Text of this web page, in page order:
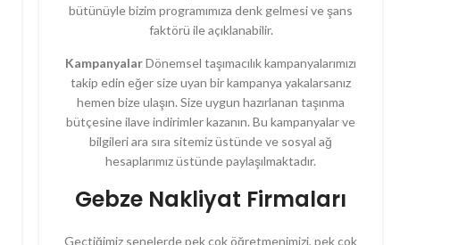
bütünüyle bizim programımıza denk gelmesi ve şans
faktörü ile açıklanabilir.
KampanyalarDönemsel taşımacılık kampanyalarımızı
takip edin eğer size uyan bir kampanya yakalarsanız
hemen bize ulaşın. Size uygun hazırlanan taşınma
bütçesine ilave indirimler kazanın. Bu kampanyalar ve
bilgileri ara sıra sitemiz üstünde ve sosyal ağ
hesaplarımız üstünde paylaşılmaktadır.
Gebze Nakliyat Firmaları
Geçtiğimiz senelerde pek çok öğretmenimizi, pek çok